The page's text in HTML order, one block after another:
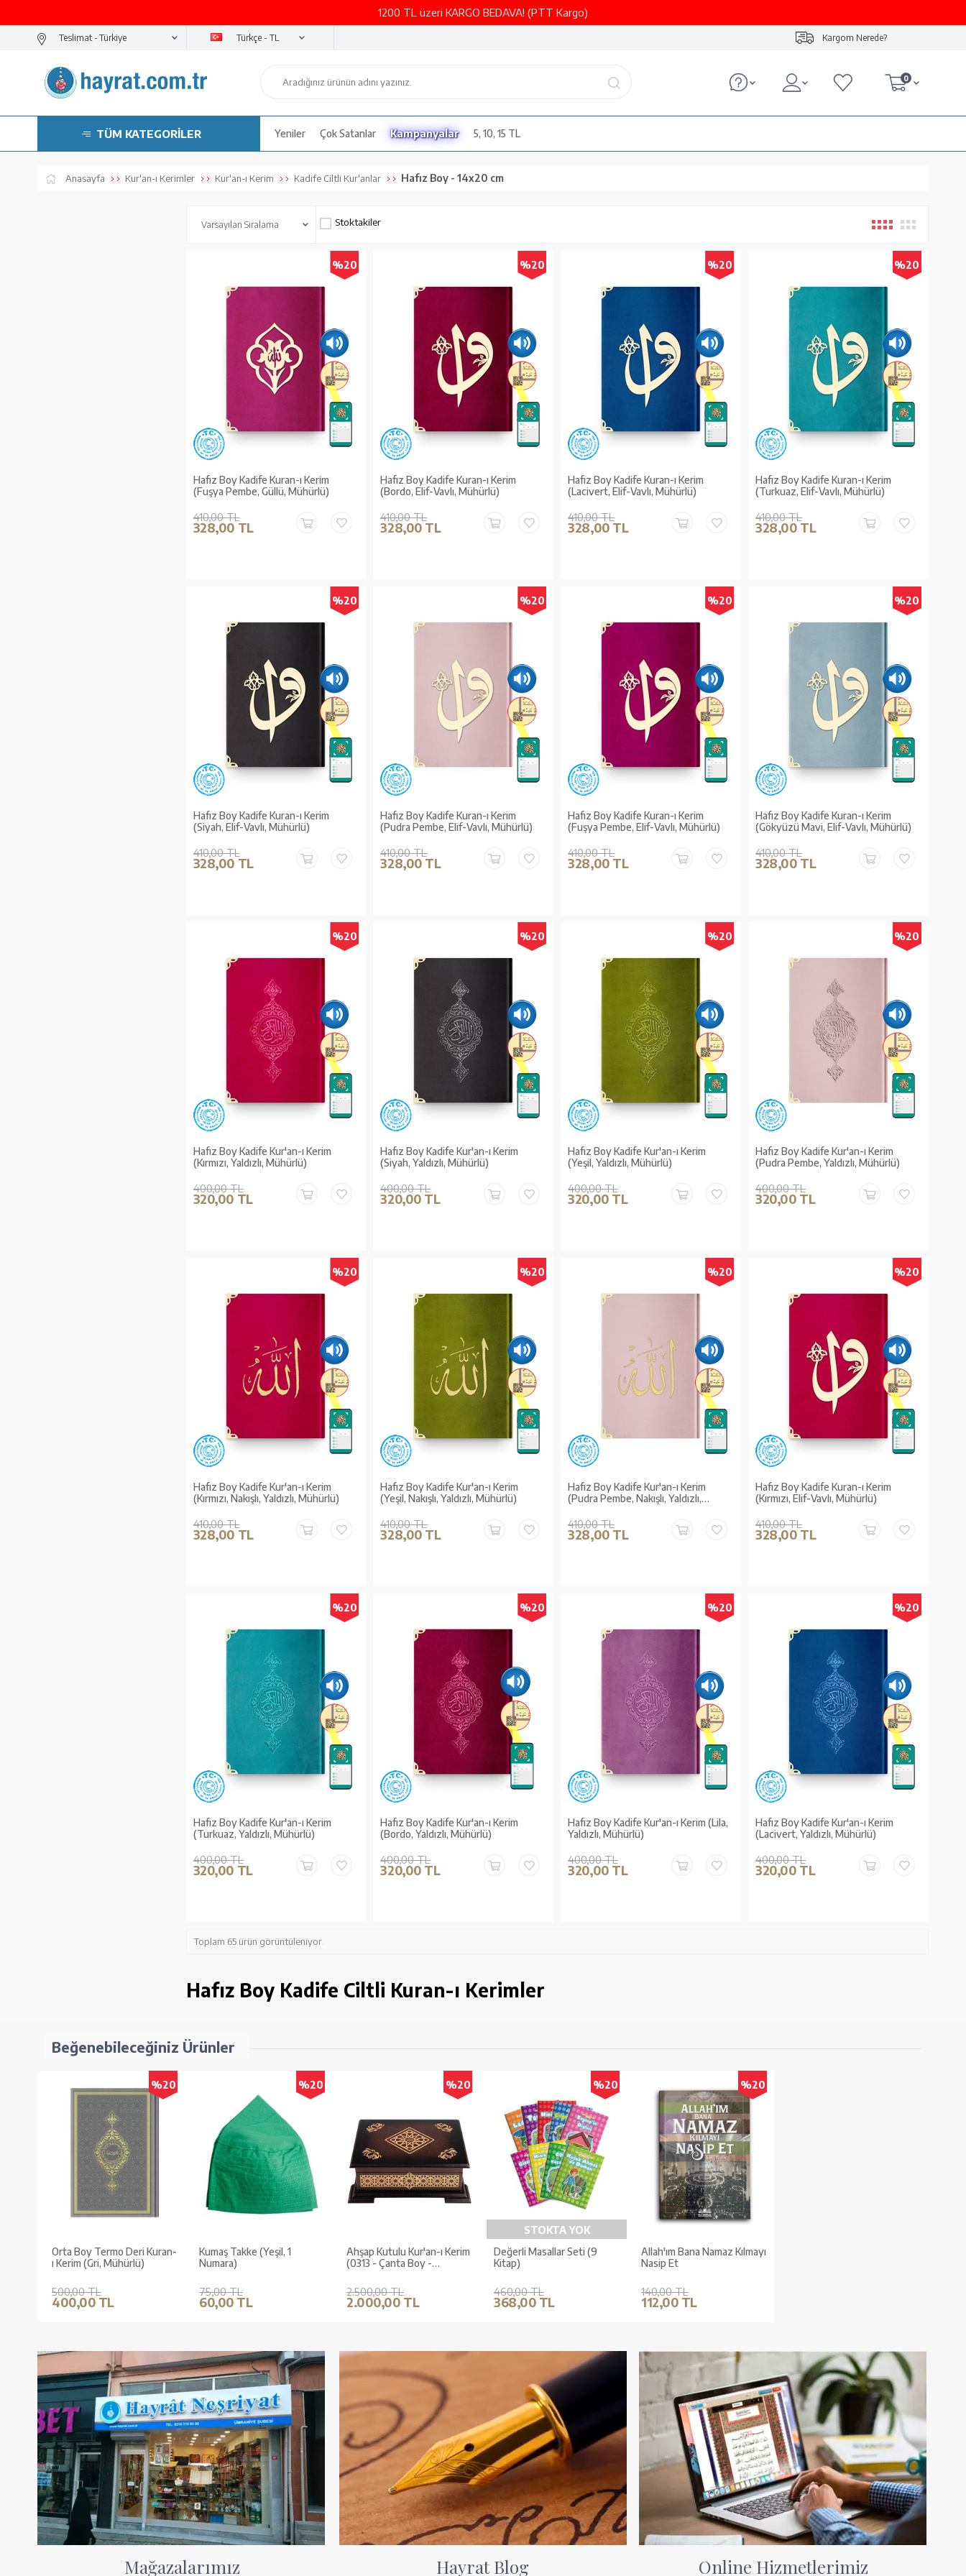
1200 TL üzeri KARGO BEDAVA! (PTT Kargo)
Teslimat - Türkçe - TL Kargom Nerede?
0
TÜM KATEGORİLER Yeniler Çok Satanlar Kampanyalar 5, 10, 15 TL
Anasayfa Kur'an-ı Kerimler Kur'an-ı Kerim Kadife Ciltli Kur'anlar Hafız Boy - 14x20 cm
Stoktakiler
%20
Hafız Boy Kadife Kuran-ı Kerim
(Fuşya Pembe, Güllü, Mühürlü)
410,00 TL
328,00 TL
%20
Hafız Boy Kadife Kuran-ı Kerim
(Bordo, Elif-Vavlı, Mühürlü)
410,00 TL
328,00 TL
%20
Hafız Boy Kadife Kuran-ı Kerim
(Lacivert, Elif-Vavlı, Mühürlü)
410,00 TL
328,00 TL
%20
Hafız Boy Kadife Kuran-ı Kerim
(Turkuaz, Elif-Vavlı, Mühürlü)
410,00 TL
328,00 TL
%20
Hafız Boy Kadife Kuran-ı Kerim
(Siyah, Elif-Vavlı, Mühürlü)
410,00 TL
328,00 TL
%20
Hafız Boy Kadife Kuran-ı Kerim
(Pudra Pembe, Elif-Vavlı, Mühürlü)
410,00 TL
328,00 TL
%20
Hafız Boy Kadife Kuran-ı Kerim
(Fuşya Pembe, Elif-Vavlı, Mühürlü)
410,00 TL
328,00 TL
%20
Hafız Boy Kadife Kuran-ı Kerim
(Gökyüzü Mavi, Elif-Vavlı, Mühürlü)
410,00 TL
328,00 TL
%20
Hafız Boy Kadife Kur'an-ı Kerim
(Kırmızı, Yaldızlı, Mühürlü)
400,00 TL
320,00 TL
%20
Hafız Boy Kadife Kur'an-ı Kerim
(Siyah, Yaldızlı, Mühürlü)
400,00 TL
320,00 TL
%20
Hafız Boy Kadife Kur'an-ı Kerim
(Yeşil, Yaldızlı, Mühürlü)
400,00 TL
320,00 TL
%20
Hafız Boy Kadife Kur'an-ı Kerim
(Pudra Pembe, Yaldızlı, Mühürlü)
400,00 TL
320,00 TL
%20
Hafız Boy Kadife Kur'an-ı Kerim
(Kırmızı, Nakışlı, Yaldızlı, Mühürlü)
410,00 TL
328,00 TL
%20
Hafız Boy Kadife Kur'an-ı Kerim
(Yeşil, Nakışlı, Yaldızlı, Mühürlü)
410,00 TL
328,00 TL
%20
Hafız Boy Kadife Kur'an-ı Kerim
(Pudra Pembe, Nakışlı, Yaldızlı,
410,00 TL
328,00 TL
%20
Hafız Boy Kadife Kuran-ı Kerim
(Kırmızı, Elif-Vavlı, Mühürlü)
410,00 TL
328,00 TL
%20
Hafız Boy Kadife Kur'an-ı Kerim
(Turkuaz, Yaldızlı, Mühürlü)
400,00 TL
320,00 TL
%20
Hafız Boy Kadife Kur'an-ı Kerim
(Bordo, Yaldızlı, Mühürlü)
400,00 TL
320,00 TL
%20
Hafız Boy Kadife Kur'an-ı Kerim (Lila,
Yaldızlı, Mühürlü)
400,00 TL
320,00 TL
%20
Hafız Boy Kadife Kur'an-ı Kerim
(Lacivert, Yaldızlı, Mühürlü)
400,00 TL
320,00 TL
Toplam 65 ürün görüntüleniyor.
Hafız Boy Kadife Ciltli Kuran-ı Kerimler
Beğenebileceğiniz Ürünler
%20
Orta Boy Termo Deri Kuran-
ı Kerim (Gri, Mühürlü)
500,00 TL
400,00 TL
%20
Kumaş Takke (Yeşil, 1
Numara)
75,00 TL
60,00 TL
%20
Ahşap Kutulu Kur'an-ı Kerim
(0313 - Çanta Boy -
2.500,00 TL
2.000,00 TL
%20
STOKTA YOK
Değerli Masallar Seti (9
Kitap)
460,00 TL
368,00 TL
%20
Allah'ım Bana Namaz Kılmayı
Nasip Et
140,00 TL
112,00 TL
Mağazalarımız Hayrat Blog Online Hizmetlerimiz